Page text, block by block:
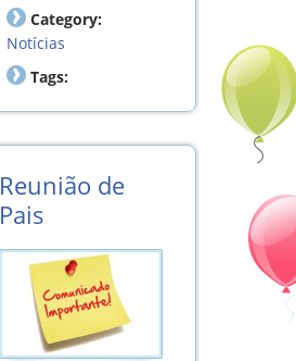
Category:
Notícias
Tags:
Reunião de
Pais